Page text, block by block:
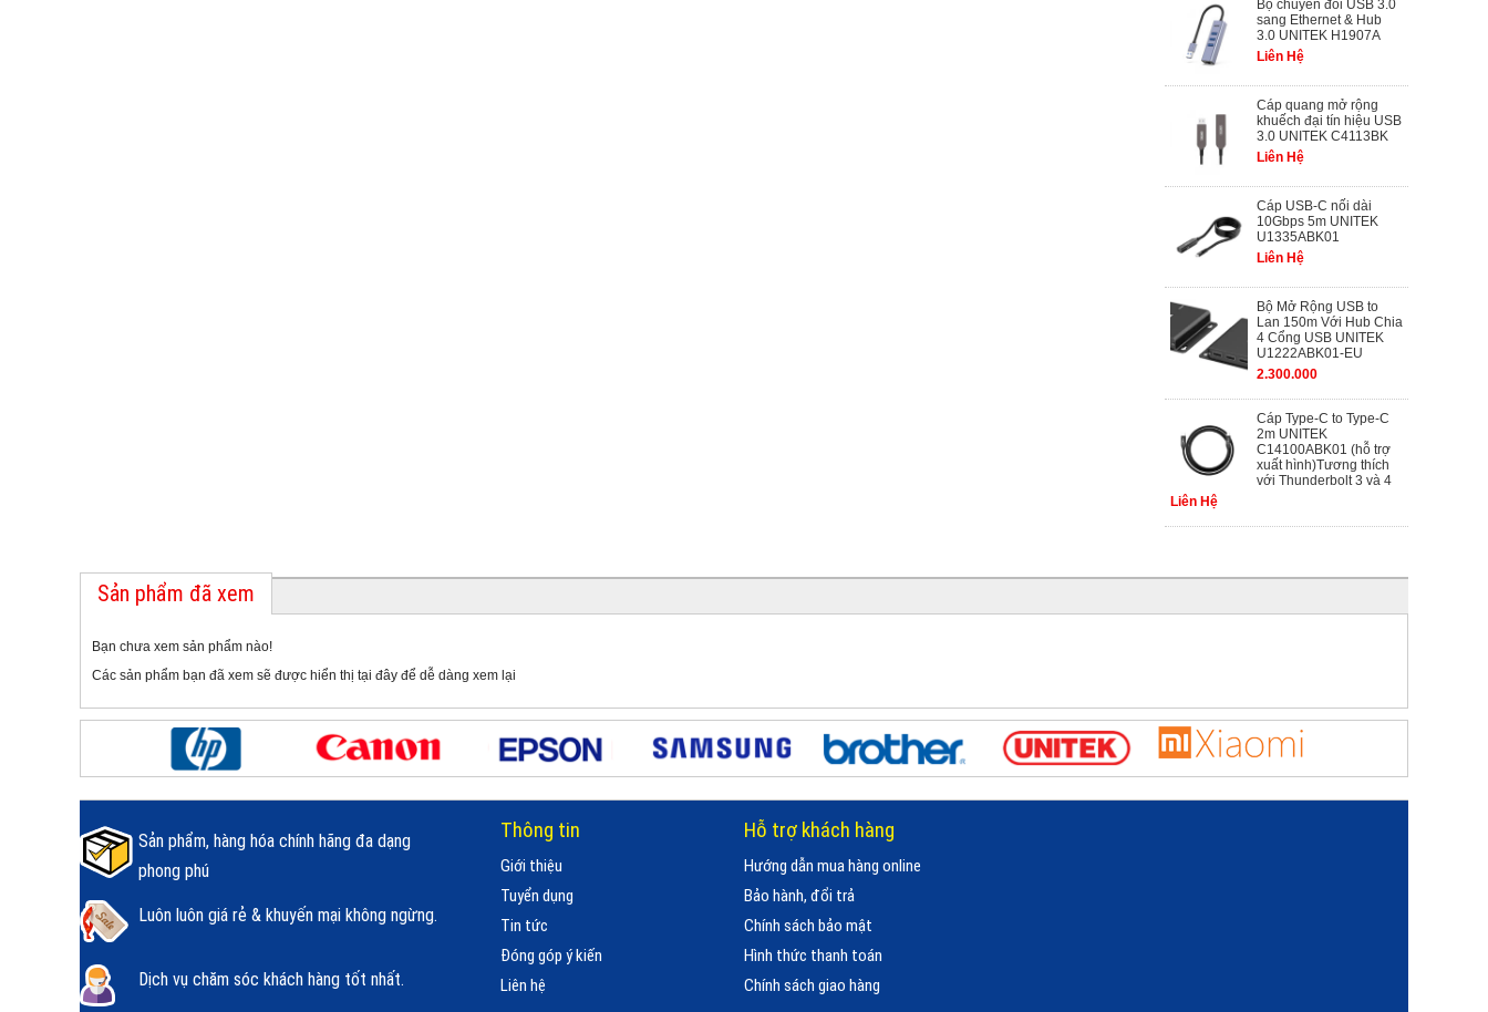
Bộ chuyển đổi USB 3.0
sang Ethernet & Hub
3.0 UNITEK H1907A
Liên Hệ
Cáp quang mở rộng
khuếch đại tín hiệu USB
3.0 UNITEK C4113BK
Liên Hệ
Cáp USB-C nối dài
10Gbps 5m UNITEK
U1335ABK01
Liên Hệ
Bộ Mở Rộng USB to
Lan 150m Với Hub Chia
4 Cổng USB UNITEK
U1222ABK01-EU
2.300.000
Cáp Type-C to Type-C
2m UNITEK
C14100ABK01 (hỗ trợ
xuất hình)Tương thích
với Thunderbolt 3 và 4
Liên Hệ
Sản phẩm đã xem
Bạn chưa xem sản phẩm nào!
Các sản phẩm bạn đã xem sẽ được hiển thị tại đây để dễ dàng xem lại
Sản phẩm, hàng hóa chính hãng đa dạng
phong phú
Luôn luôn giá rẻ & khuyến mại không ngừng.
Dịch vụ chăm sóc khách hàng tốt nhất.
Thông tin
Giới thiệu
Tuyển dụng
Tin tức
Đóng góp ý kiến
Liên hệ
Hỗ trợ khách hàng
Hướng dẫn mua hàng online
Bảo hành, đổi trả
Chính sách bảo mật
Hình thức thanh toán
Chính sách giao hàng